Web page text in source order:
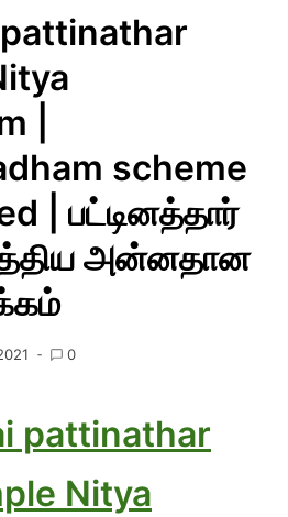
|
scheme
| பட்டினத்தார்
அன்னதான
0
pattinathar
Nitya